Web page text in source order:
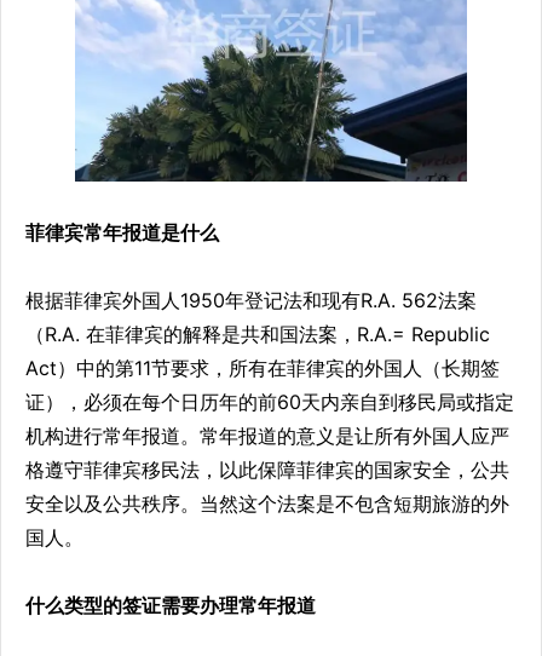
菲律宾常年报道是什么
根据菲律宾外国人1950年登记法和现有R.A. 562法案
（R.A. 在菲律宾的解释是共和国法案，R.A.= Republic
Act）中的第11节要求，所有在菲律宾的外国人（长期签
证），必须在每个日历年的前60天内亲自到移民局或指定
机构进行常年报道。常年报道的意义是让所有外国人应严
格遵守菲律宾移民法，以此保障菲律宾的国家安全，公共
安全以及公共秩序。当然这个法案是不包含短期旅游的外
国人。
什么类型的签证需要办理常年报道